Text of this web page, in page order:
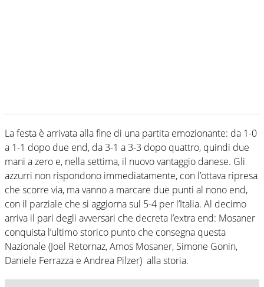
La festa è arrivata alla fine di una partita emozionante: da 1-0
a 1-1 dopo due end, da 3-1 a 3-3 dopo quattro, quindi due
mani a zero e, nella settima, il nuovo vantaggio danese. Gli
azzurri non rispondono immediatamente, con l’ottava ripresa
che scorre via, ma vanno a marcare due punti al nono end,
con il parziale che si aggiorna sul 5-4 per l’Italia. Al decimo
arriva il pari degli avversari che decreta l’extra end: Mosaner
conquista l’ultimo storico punto che consegna questa
Nazionale (Joel Retornaz, Amos Mosaner, Simone Gonin,
Daniele Ferrazza e Andrea Pilzer) alla storia.